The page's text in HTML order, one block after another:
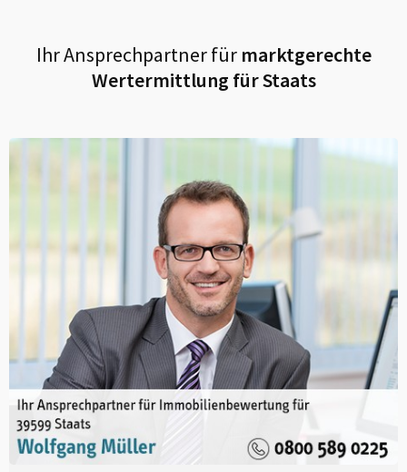
Ihr Ansprechpartner fürmarktgerechte
Wertermittlung fürStaats